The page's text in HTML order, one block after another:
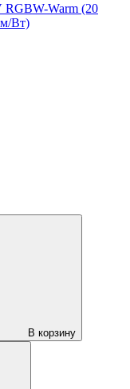
RGBW-Warm (20
Вт)
В корзину